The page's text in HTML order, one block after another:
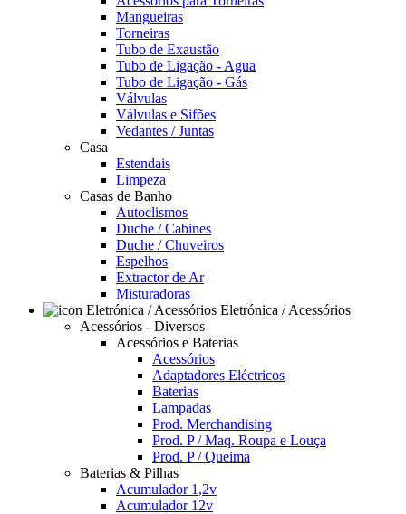
Mangueiras
Torneiras
Tubo de Exaustão
Tubo de Ligação - Agua
Tubo de Ligação - Gás
Válvulas
Válvulas e Sifões
Vedantes / Juntas
Casa
Estendais
Limpeza
Casas de Banho
Autoclismos
Duche / Cabines
Duche / Chuveiros
Espelhos
Extractor de Ar
Misturadoras
Eletrónica / Acessórios
Acessórios - Diversos
Acessórios e Baterias
Acessórios
Adaptadores Eléctricos
Baterias
Lampadas
Prod. Merchandising
Prod. P / Maq. Roupa e Louça
Prod. P / Queima
Baterias & Pilhas
Acumulador 1,2v
Acumulador 12v